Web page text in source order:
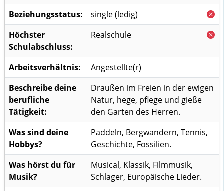
Beziehungsstatus:
single (ledig)
Höchster
Schulabschluss:
Realschule
Arbeitsverhältnis:
Angestellte(r)
Beschreibe deine
berufliche
Tätigkeit:
Draußen im Freien in der ewigen
Natur, hege, pflege und gieße
den Garten des Herren.
Was sind deine
Hobbys?
Paddeln, Bergwandern, Tennis,
Geschichte, Fossilien.
Was hörst du für
Musik?
Musical, Klassik, Filmmusik,
Schlager, Europäische Lieder.